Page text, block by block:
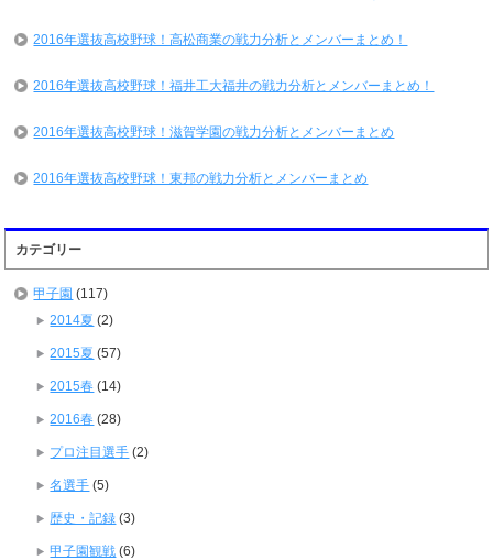
2016年選抜高校野球！高松商業の戦力分析とメンバーまとめ！
2016年選抜高校野球！福井工大福井の戦力分析とメンバーまとめ！
2016年選抜高校野球！滋賀学園の戦力分析とメンバーまとめ
2016年選抜高校野球！東邦の戦力分析とメンバーまとめ
カテゴリー
甲子園 (117)
2014夏 (2)
2015夏 (57)
2015春 (14)
2016春 (28)
プロ注目選手 (2)
名選手 (5)
歴史・記録 (3)
甲子園観戦 (6)